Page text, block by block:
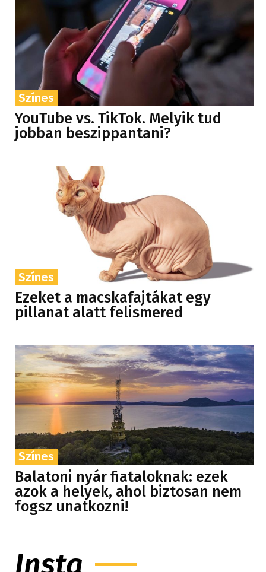
Színes
YouTube vs. TikTok. Melyik tud
jobban beszippantani?
Színes
Ezeket a macskafajtákat egy
pillanat alatt felismered
Színes
Balatoni nyár fiataloknak: ezek
azok a helyek, ahol biztosan nem
fogsz unatkozni!
Insta